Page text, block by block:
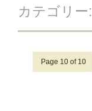
カテゴリー:
Page 10 of 10